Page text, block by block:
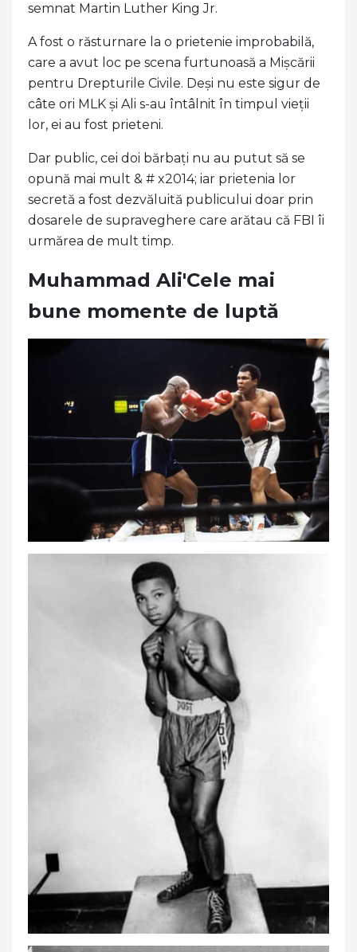
semnat Martin Luther King Jr.
A fost o răsturnare la o prietenie improbabilă,
care a avut loc pe scena furtunoasă a Mișcării
pentru Drepturile Civile. Deși nu este sigur de
câte ori MLK și Ali s-au întâlnit în timpul vieții
lor, ei au fost prieteni.
Dar public, cei doi bărbați nu au putut să se
opună mai mult & # x2014; iar prietenia lor
secretă a fost dezvăluită publicului doar prin
dosarele de supraveghere care arătau că FBI îi
urmărea de mult timp.
Muhammad Ali'Cele mai
bune momente de luptă